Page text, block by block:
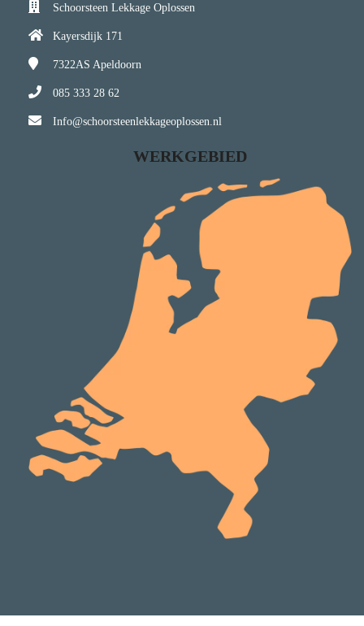
Schoorsteen Lekkage Oplossen
Kayersdijk 171
7322AS Apeldoorn
085 333 28 62
Info@schoorsteenlekkageoplossen.nl
WERKGEBIED